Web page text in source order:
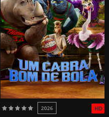
HD
2026